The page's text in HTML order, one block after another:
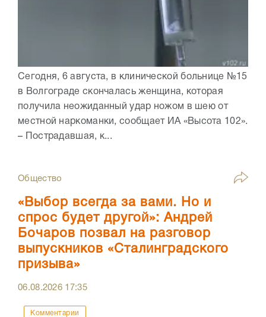
Сегодня, 6 августа, в клинической больнице №15
в Волгограде скончалась женщина, которая
получила неожиданный удар ножом в шею от
местной наркоманки, сообщает ИА «Высота 102».
– Пострадавшая, к...
Общество
«Выбор всегда за вами. Но и
спрос будет другой»: Андрей
Бочаров позвал на разговор
выпускников «Сталинградского
призыва»
06.08.2026 17:35
Комментарии